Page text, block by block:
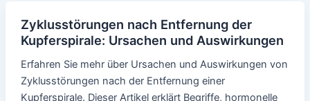
Zyklusstörungen nach Entfernung der
Kupferspirale: Ursachen und Auswirkungen
Erfahren Sie mehr über Ursachen und Auswirkungen von
Zyklusstörungen nach der Entfernung einer
Kupferspirale. Dieser Artikel erklärt Begriffe, hormonelle